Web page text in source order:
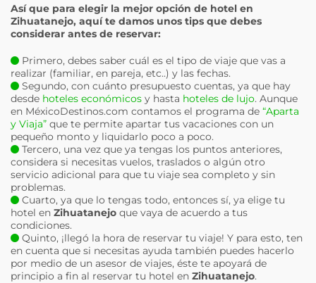
Así que para elegir la mejor opción de hotel en
Zihuatanejo, aquí te damos unos tips que debes
considerar antes de reservar:
Primero, debes saber cuál es el tipo de viaje que vas a
realizar (familiar, en pareja, etc..) y las fechas.
Segundo, con cuánto presupuesto cuentas, ya que hay
desde hoteles económicos y hasta hoteles de lujo. Aunque
en MéxicoDestinos.com contamos el programa de “Aparta
y Viaja” que te permite apartar tus vacaciones con un
pequeño monto y liquidarlo poco a poco.
Tercero, una vez que ya tengas los puntos anteriores,
considera si necesitas vuelos, traslados o algún otro
servicio adicional para que tu viaje sea completo y sin
problemas.
Cuarto, ya que lo tengas todo, entonces sí, ya elige tu
hotel en Zihuatanejo que vaya de acuerdo a tus
condiciones.
Quinto, ¡llegó la hora de reservar tu viaje! Y para esto, ten
en cuenta que si necesitas ayuda también puedes hacerlo
por medio de un asesor de viajes, éste te apoyará de
principio a fin al reservar tu hotel en Zihuatanejo.